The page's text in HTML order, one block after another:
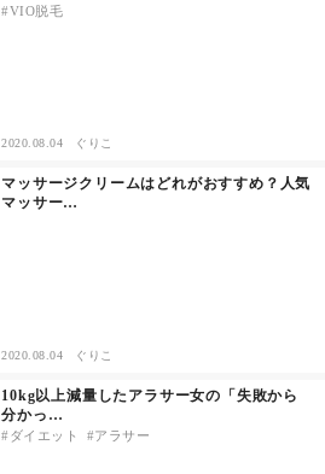
VIO脱毛
2020.08.04 ぐりこ
マッサージクリームはどれがおすすめ？人気
マッサー…
2020.08.04 ぐりこ
10kg以上減量したアラサー女の「失敗から
分かっ…
ダイエット アラサー